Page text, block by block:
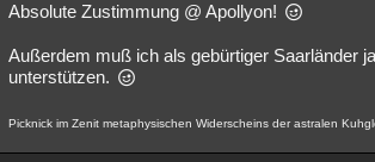
Absolute Zustimmung @ Apollyon!
Außerdem muß ich als gebürtiger Saarländer
unterstützen.
Picknick im Zenit metaphysischen Widerscheins der astralen